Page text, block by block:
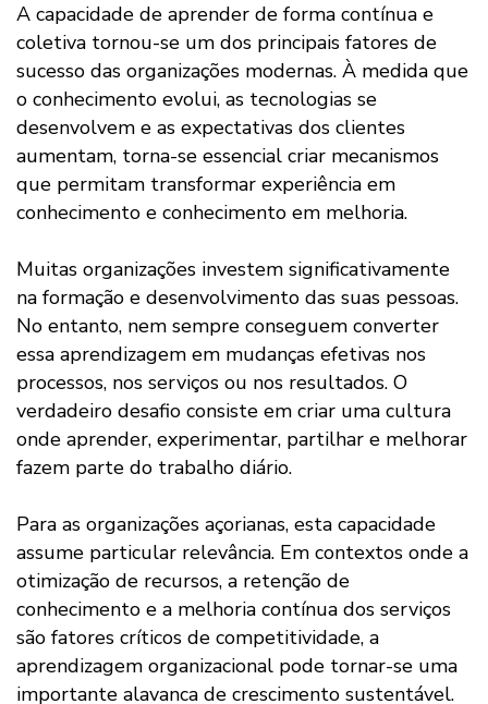
A capacidade de aprender de forma contínua e
coletiva tornou-se um dos principais fatores de
sucesso das organizações modernas. À medida que
o conhecimento evolui, as tecnologias se
desenvolvem e as expectativas dos clientes
aumentam, torna-se essencial criar mecanismos
que permitam transformar experiência em
conhecimento e conhecimento em melhoria.
Muitas organizações investem significativamente
na formação e desenvolvimento das suas pessoas.
No entanto, nem sempre conseguem converter
essa aprendizagem em mudanças efetivas nos
processos, nos serviços ou nos resultados. O
verdadeiro desafio consiste em criar uma cultura
onde aprender, experimentar, partilhar e melhorar
fazem parte do trabalho diário.
Para as organizações açorianas, esta capacidade
assume particular relevância. Em contextos onde a
otimização de recursos, a retenção de
conhecimento e a melhoria contínua dos serviços
são fatores críticos de competitividade, a
aprendizagem organizacional pode tornar-se uma
importante alavanca de crescimento sustentável.